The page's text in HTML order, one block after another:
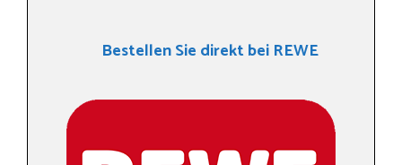
Bestellen Sie direkt bei REWE